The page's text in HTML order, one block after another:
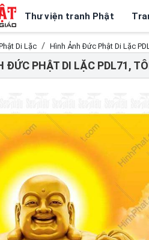
Thư viện tranh Phật
Di Lặc Hình Ảnh Đức Phật Di Lặc
ĐỨC PHẬT DI LẶC PDL71,